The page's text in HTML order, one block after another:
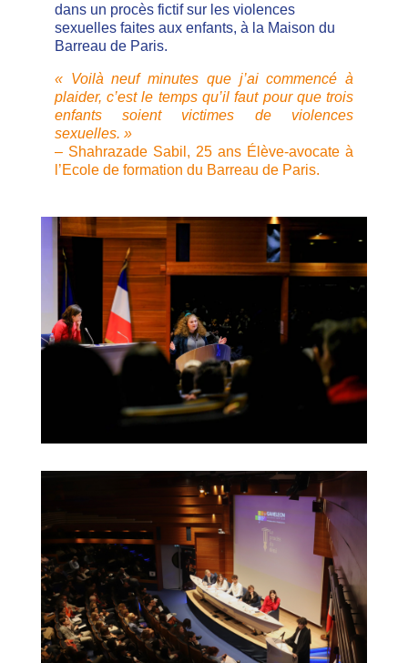
dans un procès fictif sur les violences
sexuelles faites aux enfants, à la Maison du
Barreau de Paris.
« Voilà neuf minutes que j’ai commencé à
plaider, c’est le temps qu’il faut pour que trois
enfants soient victimes de violences
sexuelles. »
– Shahrazade Sabil, 25 ans Élève-avocate à
l’Ecole de formation du Barreau de Paris.